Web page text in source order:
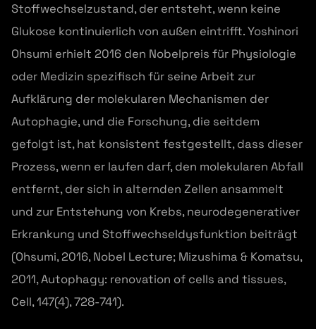
Stoffwechselzustand, der entsteht, wenn keine
Glukose kontinuierlich von außen eintrifft. Yoshinori
Ohsumi erhielt 2016 den Nobelpreis für Physiologie
oder Medizin spezifisch für seine Arbeit zur
Aufklärung der molekularen Mechanismen der
Autophagie, und die Forschung, die seitdem
gefolgt ist, hat konsistent festgestellt, dass dieser
Prozess, wenn er laufen darf, den molekularen Abfall
entfernt, der sich in alternden Zellen ansammelt
und zur Entstehung von Krebs, neurodegenerativer
Erkrankung und Stoffwechseldysfunktion beiträgt
(Ohsumi, 2016, Nobel Lecture; Mizushima & Komatsu,
2011, Autophagy: renovation of cells and tissues,
Cell, 147(4), 728-741).